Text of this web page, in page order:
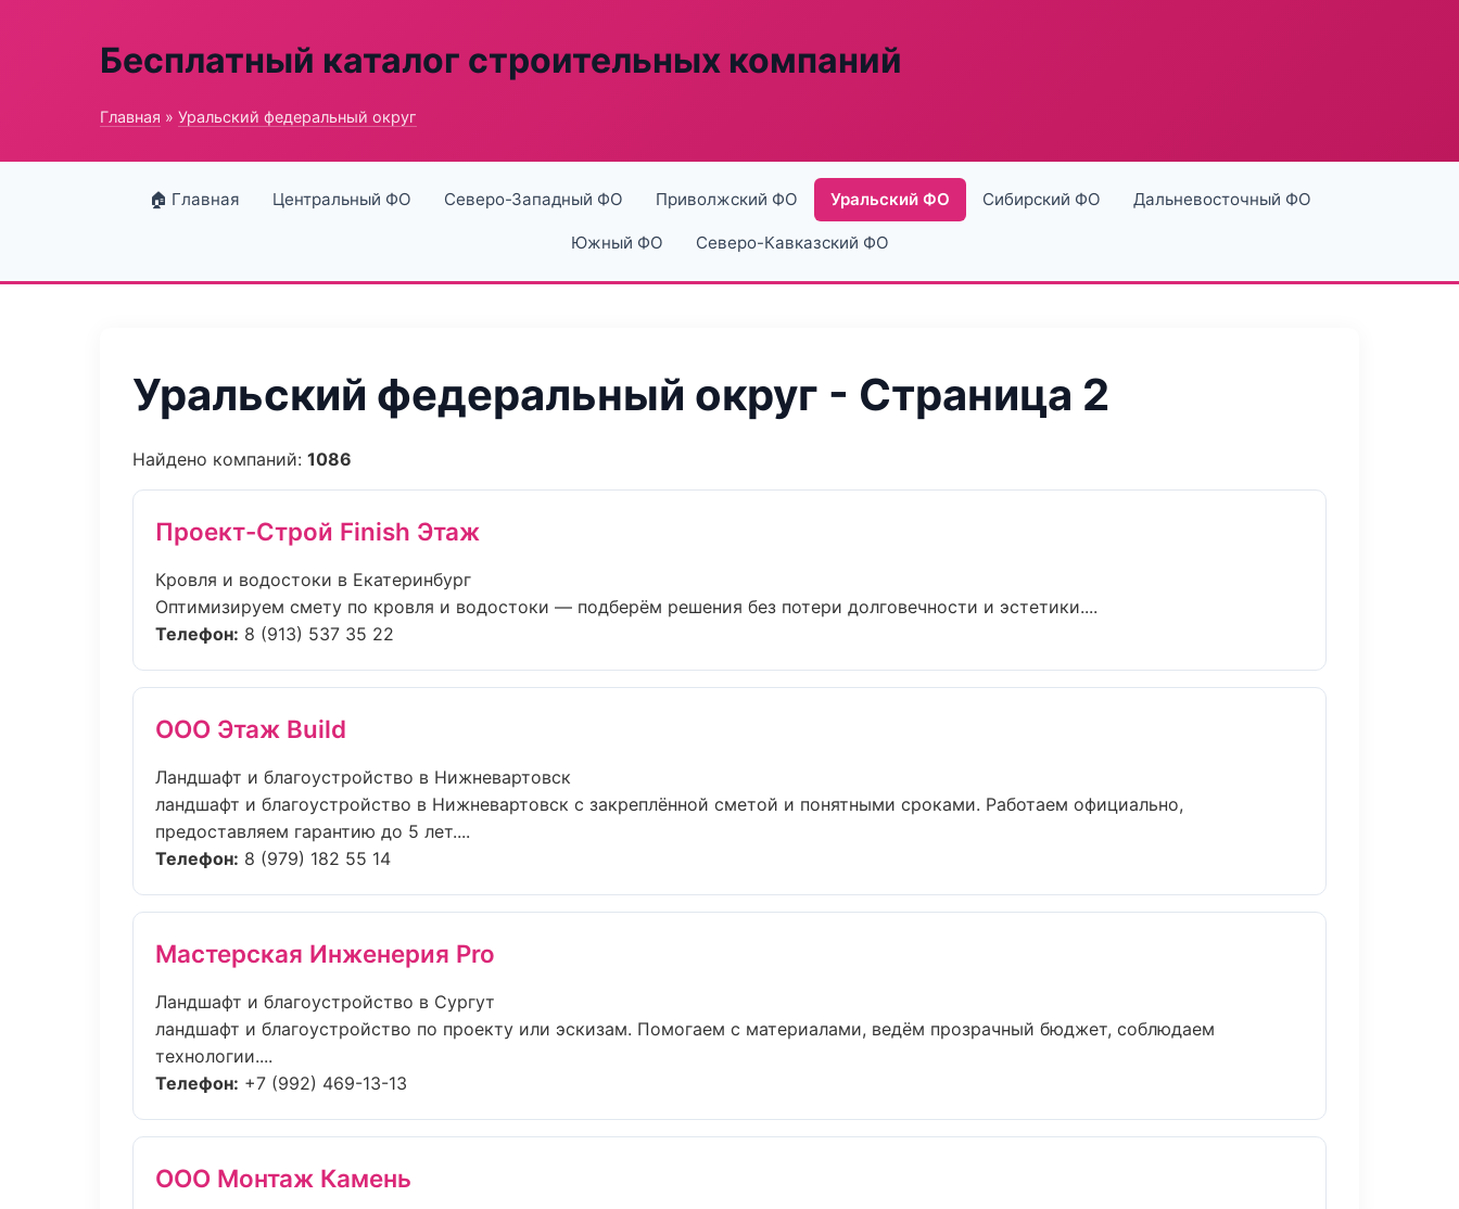
Бесплатный каталог строительных компаний
Главная » Уральский федеральный округ
🏠 Главная Центральный ФО Северо-Западный ФО Приволжский ФО Уральский ФО Сибирский ФО Дальневосточный ФО
Южный ФО Северо-Кавказский ФО
Уральский федеральный округ - Страница 2
Найдено компаний: 1086
Проект-Строй Finish Этаж
Кровля и водостоки в Екатеринбург
Оптимизируем смету по кровля и водостоки — подберём решения без потери долговечности и эстетики....
Телефон: 8 (913) 537 35 22
ООО Этаж Build
Ландшафт и благоустройство в Нижневартовск
ландшафт и благоустройство в Нижневартовск с закреплённой сметой и понятными сроками. Работаем официально,
предоставляем гарантию до 5 лет....
Телефон: 8 (979) 182 55 14
Мастерская Инженерия Pro
Ландшафт и благоустройство в Сургут
ландшафт и благоустройство по проекту или эскизам. Помогаем с материалами, ведём прозрачный бюджет, соблюдаем
технологии....
Телефон: +7 (992) 469-13-13
ООО Монтаж Камень